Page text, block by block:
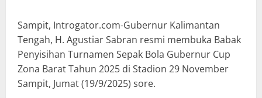
Sampit, Introgator.com-Gubernur Kalimantan
Tengah, H. Agustiar Sabran resmi membuka Babak
Penyisihan Turnamen Sepak Bola Gubernur Cup
Zona Barat Tahun 2025 di Stadion 29 November
Sampit, Jumat (19/9/2025) sore.